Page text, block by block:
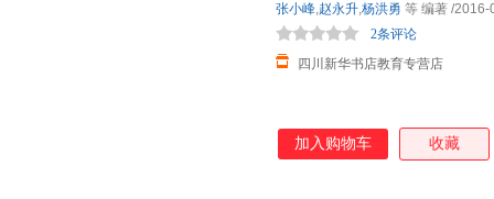
四川新华书店教育专营店
2条评论
张小峰,赵永升,杨洪勇 等 编著 /2016-
加入购物车 收藏